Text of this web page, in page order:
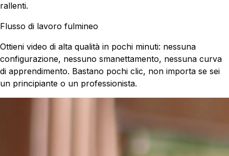
rallenti.
Flusso di lavoro fulmineo
Ottieni video di alta qualità in pochi minuti: nessuna
configurazione, nessuno smanettamento, nessuna curva
di apprendimento. Bastano pochi clic, non importa se sei
un principiante o un professionista.